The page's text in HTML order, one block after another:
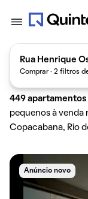
Rua Henrique
Comprar · 2 filtros
449 apartamentos
pequenos à venda
Copacabana, Rio
Anúncio novo